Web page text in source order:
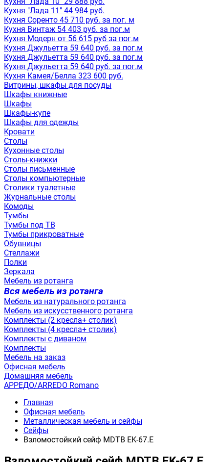
Кухня "Лада 11" 44 984 руб.
Кухня Соренто 45 710 руб. за пог. м
Кухня Винтаж 54 403 руб. за пог.м
Кухня Модерн от 56 615 руб за пог.м
Кухня Джульетта 59 640 руб. за пог.м
Кухня Джульетта 59 640 руб. за пог.м
Кухня Джульетта 59 640 руб. за пог.м
Кухня Камея/Белла 323 600 руб.
Витрины, шкафы для посуды
Шкафы книжные
Шкафы
Шкафы-купе
Шкафы для одежды
Кровати
Столы
Кухонные столы
Столы-книжки
Столы письменные
Столы компьютерные
Столики туалетные
Журнальные столы
Комоды
Тумбы
Тумбы под ТВ
Тумбы прикроватные
Обувницы
Стеллажи
Полки
Зеркала
Мебель из ротанга
Вся мебель из ротанга
Мебель из натурального ротанга
Мебель из искусственного ротанга
Комплекты (2 кресла+ столик)
Комплекты (4 кресла+ столик)
Комплекты с диваном
Комплекты
Мебель на заказ
Офисная мебель
Домашняя мебель
АРРЕДО/ARREDO Romano
Главная
Офисная мебель
Металлическая мебель и сейфы
Сейфы
Взломостойкий сейф MDTB EK-67.E